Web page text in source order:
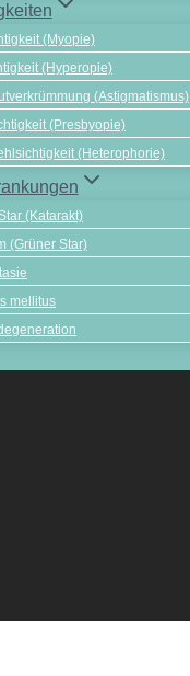
(Myopie)
(Hyperopie)
(Astigmatismus)
(Presbyopie)
(Heterophorie)
(Katarakt)
(Grüner Star)
mellitus